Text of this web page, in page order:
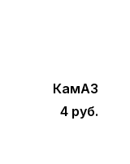
КамАЗ
4 руб.